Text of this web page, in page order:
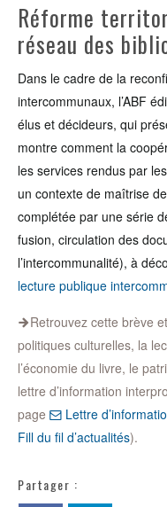
Réforme
réseau des
Dans le cadre de la
intercommunaux, l’ABF
élus et décideurs, qui
montre comment la
les services rendus par
un contexte de maîtrise
complétée par une série
fusion, circulation des
l’intercommunalité), à
lecture publique
Retrouvez cette brève
politiques culturelles, la
l’économie du livre, le
lettre d’information
page
Lettre
Fill du fil d’actualités).
Partager :